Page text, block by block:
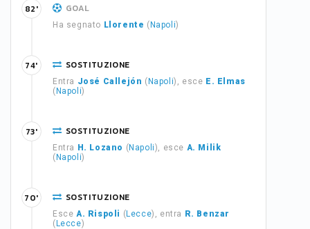
GOAL
Ha segnato Llorente ( Napoli)
82'
SOSTITUZIONE
Entra José Callejón ( Napoli), esce E. Elmas
( Napoli)
74'
SOSTITUZIONE
Entra H. Lozano ( Napoli), esce A. Milik
( Napoli)
73'
SOSTITUZIONE
Esce A. Rispoli ( Lecce), entra
R. Benzar
( Lecce)
70'